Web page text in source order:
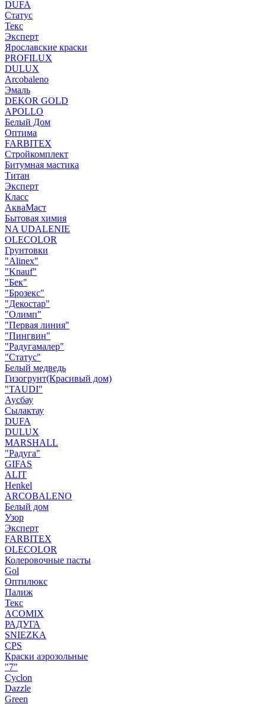
DUFA
Статус
Текс
Эксперт
Ярославские краски
PROFILUX
DULUX
Arcobaleno
Эмаль
DEKOR GOLD
APOLLO
Белый Дом
Оптима
FARBITEX
Стройкомплект
Битумная мастика
Титан
Эксперт
Класс
АкваМаст
Бытовая химия
NA UDALENIE
OLECOLOR
Грунтовки
"Alinex"
"Knauf"
"Бек"
"Брозекс"
"Декостар"
"Олимп"
"Первая линия"
"Пингвин"
"Радугамалер"
"Статус"
Белый медведь
Гизогрунт(Красивый дом)
"TAUDI"
Аусбау
Сылактау
DUFA
DULUX
MARSHALL
"Радуга"
GIFAS
ALIT
Henkel
ARCOBALENO
Белый дом
Узор
Эксперт
FARBITEX
OLECOLOR
Колеровочные пасты
Gol
Оптилюкс
Палиж
Текс
ACOMIX
РАДУГА
SNIEZKA
CPS
Краски аэрозольные
"7"
Cyclon
Dazzle
Green